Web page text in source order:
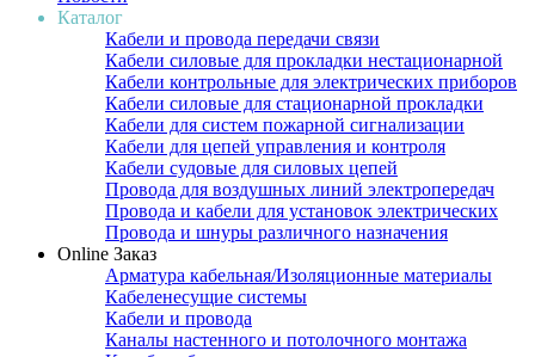
Каталог
Кабели и провода передачи связи
Кабели силовые для прокладки нестационарной
Кабели контрольные для электрических приборов
Кабели силовые для стационарной прокладки
Кабели для систем пожарной сигнализации
Кабели для цепей управления и контроля
Кабели судовые для силовых цепей
Провода для воздушных линий электропередач
Провода и кабели для установок электрических
Провода и шнуры различного назначения
Online Заказ
Арматура кабельная/Изоляционные материалы
Кабеленесущие системы
Кабели и провода
Каналы настенного и потолочного монтажа